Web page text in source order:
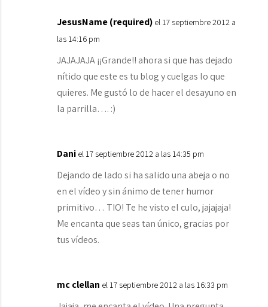
JesusName (required) el 17 septiembre 2012 a
las 14:16 pm
JAJAJAJA ¡¡Grande!! ahora si que has dejado
nítido que este es tu blog y cuelgas lo que
quieres. Me gustó lo de hacer el desayuno en
la parrilla…. :)
Dani el 17 septiembre 2012 a las 14:35 pm
Dejando de lado si ha salido una abeja o no
en el vídeo y sin ánimo de tener humor
primitivo… TIO! Te he visto el culo, jajajaja!
Me encanta que seas tan único, gracias por
tus vídeos.
mc clellan el 17 septiembre 2012 a las 16:33 pm